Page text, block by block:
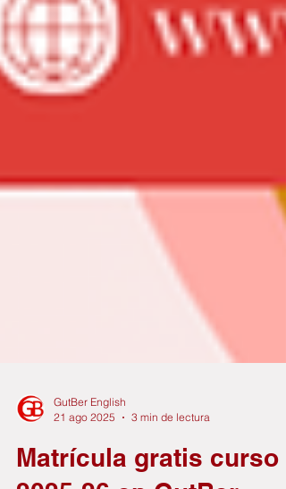
21 ago 2025
3 min de lectura